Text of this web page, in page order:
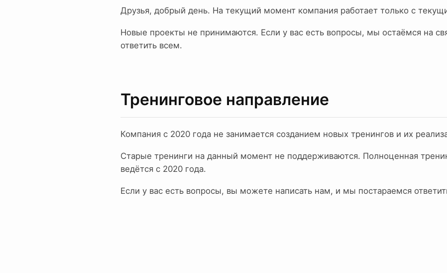
Друзья, добрый день. На текущий момент компания работает только с
Новые проекты не принимаются. Если у вас есть вопросы, мы остаёмся на
ответить всем.
Тренинговое направление
Компания с 2020 года не занимается созданием новых тренингов и их
Старые тренинги на данный момент не поддерживаются. Полноценная
ведётся с 2020 года.
Если у вас есть вопросы, вы можете написать нам, и мы постараемся